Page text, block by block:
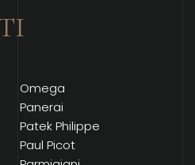
Omega
Panerai
Patek Philippe
Paul Picot